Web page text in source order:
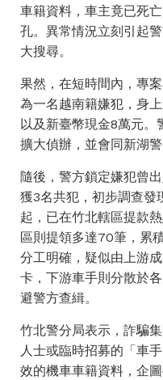
車籍資料，車主竟已死
孔。異常情況立刻引起
大搜尋。
果然，在短時間內，專
為一名越南籍嫌犯，身
以及新臺幣現金8萬元。
擴大偵辦，並會同新湖警
隨後，警方鎖定嫌犯曾
獲3名共犯，初步調查發
起，已在竹北轄區提款
區則提領多達70筆，累
分工明確，疑似由上游
卡，下游車手則分散於
避警方查緝。
竹北警分局表示，詐騙
人士或臨時招募的「車
效的機車車籍資料，企